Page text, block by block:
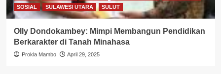
SOSIAL
SULAWESI UTARA SULUT
Olly Dondokambey: Mimpi Membangun Pendidikan
Berkarakter di Tanah Minahasa
Prokla Mambo April 29, 2025